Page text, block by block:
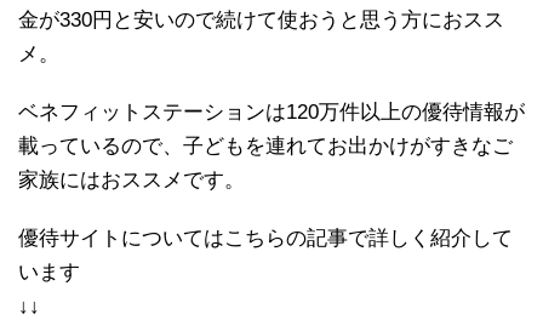
金が330円と安いので続けて使おうと思う方におスス
メ。
ベネフィットステーションは120万件以上の優待情報が
載っているので、子どもを連れてお出かけがすきなご
家族にはおススメです。
優待サイトについてはこちらの記事で詳しく紹介して
います
↓↓